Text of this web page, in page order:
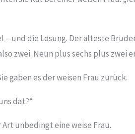
und die Lösung. Der älteste
zwei. Neun plus sechs plus zwei
gaben es der weisen Frau zurück.
dat?“
unbedingt eine weise Frau.